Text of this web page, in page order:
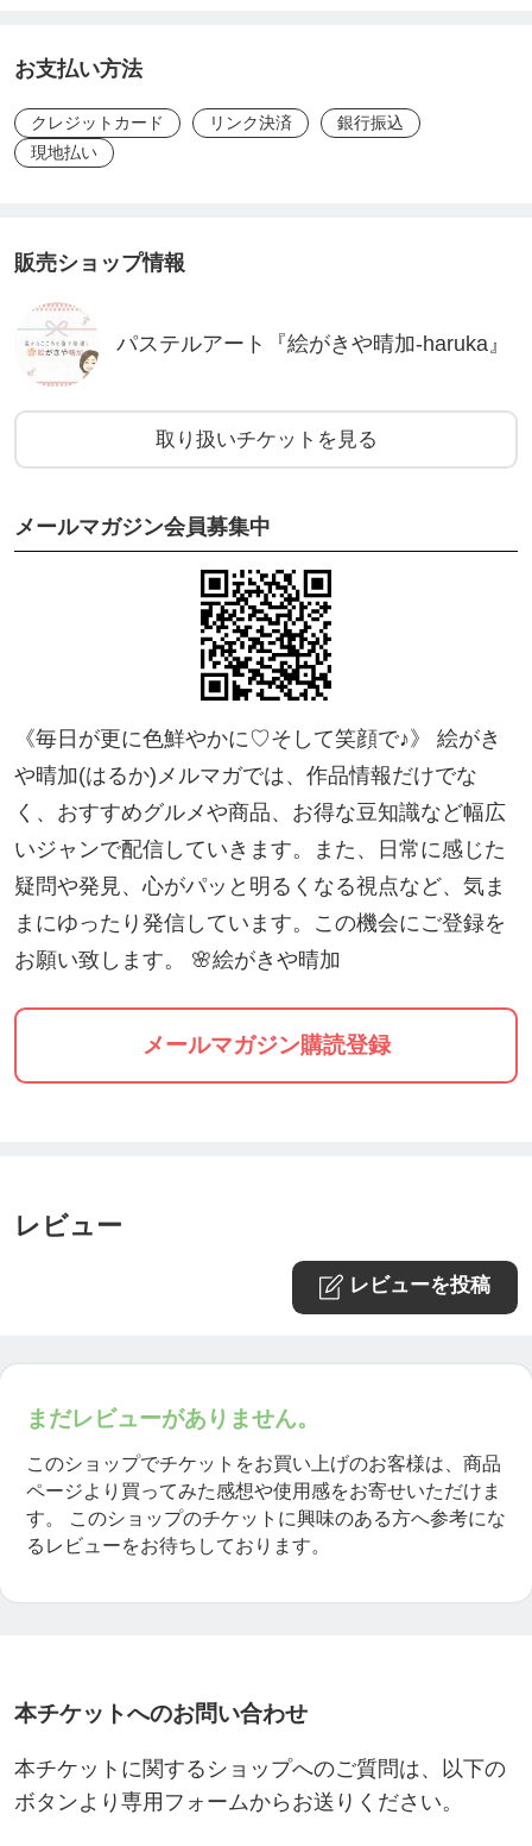
2026年1月11日＠バルコラボグランデ中城店にて開
催の【ゆいんちゅLAB新春特別イベント】専用ご予
けることができます。
予約枠[先着3名限定]
①10:00-10:30
③15:00-15:30
グループで、指で絵描くパステルアートも行いま
す。お時間よければこちらもご参加ください♪
https://ticket.tsuku2.jp/events-detail/30620002020
⚫︎心が晴れるパステルアート体験
⚫時間
・11〜12時 4名
・14〜15時 4名
⚫価格
(通常)3500円→(イベント特別価格)1000円
お支払い方法
クレジットカード リンク決済
銀行振込
現地払い
販売ショップ情報
パステルアート『絵がきや晴加-haruka』
取り扱いチケットを見る
メールマガジン会員募集中
《毎日が更に色鮮やかに♡そして笑顔で♪》 絵がき
や晴加(はるか)メルマガでは、作品情報だけでな
く、おすすめグルメや商品、お得な豆知識など幅広
いジャンで配信していきます。また、日常に感じた
疑問や発見、心がパッと明るくなる視点など、気ま
まにゆったり発信しています。この機会にご登録を
お願い致します。 🌸絵がきや晴加
メールマガジン購読登録
レビュー
レビューを投稿
まだレビューがありません。
このショップでチケットをお買い上げのお客様は、商品
ページより買ってみた感想や使用感をお寄せいただけま
す。
このショップのチケットに興味のある方へ参考にな
るレビューをお待ちしております。
本チケットへのお問い合わせ
本チケットに関するショップへのご質問は、以下の
ボタンより専用フォームからお送りください。